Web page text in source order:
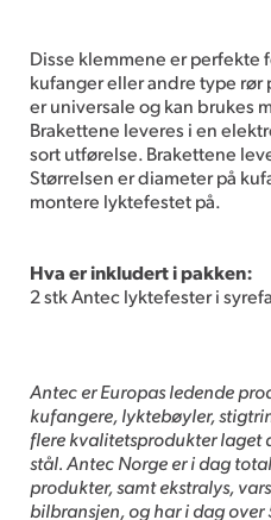
Disse klemmene er perfekte
kufanger eller andre type rør
er universale og kan brukes
Brakettene leveres i en
sort utførelse. Brakettene
Størrelsen er diameter på
montere lyktefestet på.
Hva er inkludert i pakken:
2 stk Antec lyktefester i
Antec er Europas ledende
kufangere, lyktebøyler,
flere kvalitetsprodukter laget
stål. Antec Norge er i dag
produkter, samt ekstralys,
bilbransjen, og har i dag